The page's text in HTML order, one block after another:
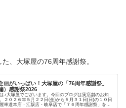
、大塚屋の76周年感謝祭。
画がいっぱい！大塚屋の「76周年感謝祭」
）感謝祭2026
♪大塚屋でございます。今回のブログは実店舗のお知
２０２６年５月２２日(金)から５月３１日(日)の１０日
車道本店・江坂店・岐阜店で「７６周年感謝祭」を開